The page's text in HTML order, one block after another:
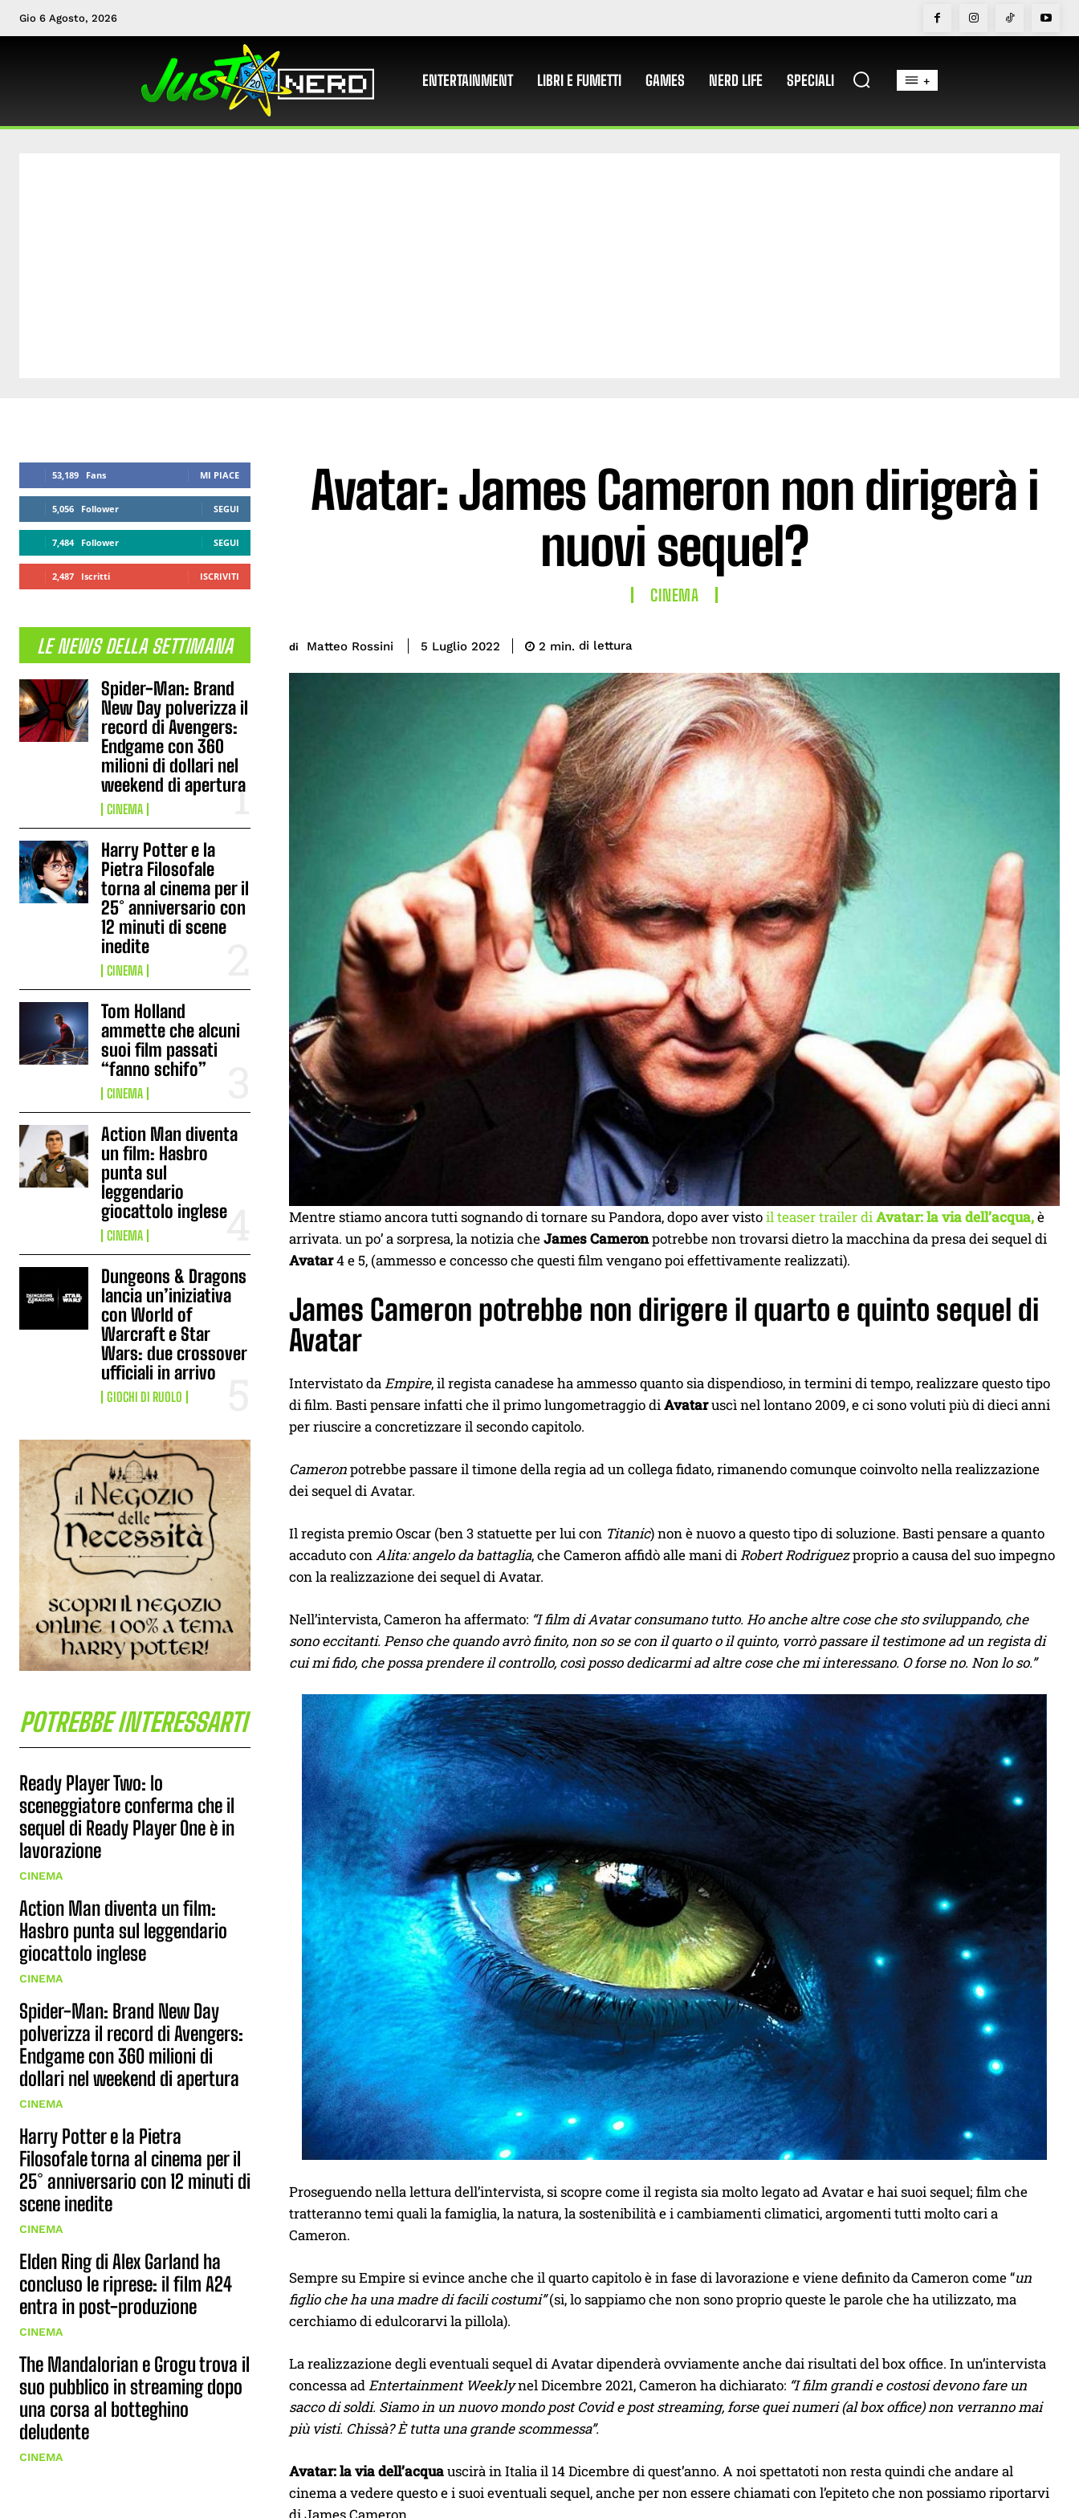
Gio 6 Agosto, 2026
ENTERTAINMENT LIBRI E FUMETTI GAMES NERD LIFE SPECIALI +
53,189 Fans MI PIACE
5,056 Follower SEGUI
7,484 Follower SEGUI
2,487 Iscritti ISCRIVITI
LE NEWS DELLA SETTIMANA
Spider-Man: Brand
New Day polverizza il
record di Avengers:
Endgame con 360
milioni di dollari nel
weekend di apertura
CINEMA
Harry Potter e la
Pietra Filosofale
torna al cinema per il
25° anniversario con
12 minuti di scene
inedite
CINEMA
Tom Holland
ammette che alcuni
suoi film passati
“fanno schifo”
CINEMA
Action Man diventa
un film: Hasbro
punta sul
leggendario
giocattolo inglese
CINEMA
Dungeons & Dragons
lancia un’iniziativa
con World of
Warcraft e Star
Wars: due crossover
ufficiali in arrivo
GIOCHI DI RUOLO
POTREBBE INTERESSARTI
Ready Player Two: lo
sceneggiatore conferma che il
sequel di Ready Player One è in
lavorazione
CINEMA
Action Man diventa un film:
Hasbro punta sul leggendario
giocattolo inglese
CINEMA
Spider-Man: Brand New Day
polverizza il record di Avengers:
Endgame con 360 milioni di
dollari nel weekend di apertura
CINEMA
Harry Potter e la Pietra
Filosofale torna al cinema per il
25° anniversario con 12 minuti di
scene inedite
CINEMA
Elden Ring di Alex Garland ha
concluso le riprese: il film A24
entra in post-produzione
CINEMA
The Mandalorian e Grogu trova il
suo pubblico in streaming dopo
una corsa al botteghino
deludente
CINEMA
Avatar: James Cameron non dirigerà i
nuovi sequel?
CINEMA
di Matteo Rossini 5 Luglio 2022 2 min. di lettura
Mentre stiamo ancora tutti sognando di tornare su Pandora, dopo aver vistoil teaser trailer diAvatar: la via dell’acqua,è
arrivata. un po’ a sorpresa, la notizia cheJames Cameronpotrebbe non trovarsi dietro la macchina da presa dei sequel di
Avatar4 e 5, (ammesso e concesso che questi film vengano poi effettivamente realizzati).
James Cameron potrebbe non dirigere il quarto e quinto sequel di
Avatar
Intervistato daEmpire, il regista canadese ha ammesso quanto sia dispendioso, in termini di tempo, realizzare questo tipo
di film. Basti pensare infatti che il primo lungometraggio diAvataruscì nel lontano 2009, e ci sono voluti più di dieci anni
per riuscire a concretizzare il secondo capitolo.
Cameronpotrebbe passare il timone della regia ad un collega fidato, rimanendo comunque coinvolto nella realizzazione
dei sequel di Avatar.
Il regista premio Oscar (ben 3 statuette per lui con Titanic) non è nuovo a questo tipo di soluzione. Basti pensare a quanto
accaduto conAlita: angelo da battaglia, che Cameron affidò alle mani diRobert Rodriguezproprio a causa del suo impegno
con la realizzazione dei sequel di Avatar.
Nell’intervista, Cameron ha affermato: “I film di Avatar consumano tutto. Ho anche altre cose che sto sviluppando, che
sono eccitanti. Penso che quando avrò finito, non so se con il quarto o il quinto, vorrò passare il testimone ad un regista di
cui mi fido, che possa prendere il controllo, così posso dedicarmi ad altre cose che mi interessano. O forse no. Non lo so.”
Proseguendo nella lettura dell’intervista, si scopre come il regista sia molto legato ad Avatar e hai suoi sequel; film che
tratteranno temi quali la famiglia, la natura, la sostenibilità e i cambiamenti climatici, argomenti tutti molto cari a
Cameron.
Sempre su Empire si evince anche che il quarto capitolo è in fase di lavorazione e viene definito da Cameron come “un
figlio che ha una madre di facili costumi”(si, lo sappiamo che non sono proprio queste le parole che ha utilizzato, ma
cerchiamo di edulcorarvi la pillola).
La realizzazione degli eventuali sequel di Avatar dipenderà ovviamente anche dai risultati del box office. In un’intervista
concessa adEntertainment Weeklynel Dicembre 2021, Cameron ha dichiarato: “I film grandi e costosi devono fare un
sacco di soldi. Siamo in un nuovo mondo post Covid e post streaming, forse quei numeri (al box office) non verranno mai
più visti. Chissà? È tutta una grande scommessa”.
Avatar: la via dell’acquauscirà in Italia il 14 Dicembre di quest’anno. A noi spettatoti non resta quindi che andare al
cinema a vedere questo e i suoi eventuali sequel, anche per non essere chiamati con l’epiteto che non possiamo riportarvi